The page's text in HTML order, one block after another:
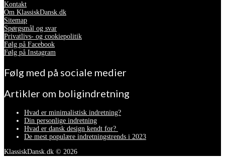
Kontakt
Om KlassiskDansk.dk
Sitemap
Spørgsmål og svar
Privatlivs- og cookiepolitik
Følg på Facebook
Følg på Instagram
Følg med på sociale medier
Artikler om boligindretning
Hvad er minimalistisk indretning?
Din personlige indretning
Hvad er dansk design kendt for?
De mest populære indretningstrends i 2023
KlassiskDansk.dk © 2026